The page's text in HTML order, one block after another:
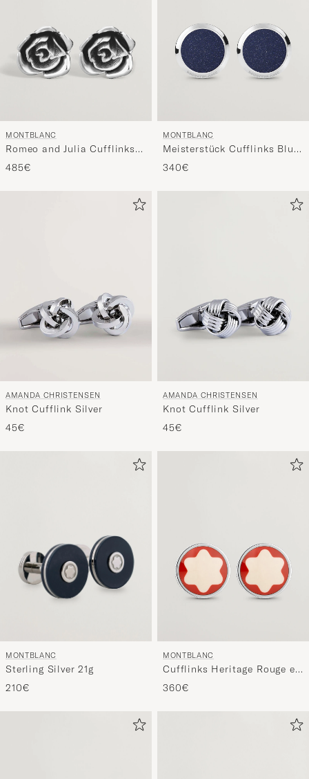
MONTBLANC
Romeo and Julia Cufflinks
Silver
485€
MONTBLANC
Meisterstück Cufflinks Blue
Goldstone
340€
AMANDA CHRISTENSEN
Knot Cufflink Silver
45€
AMANDA CHRISTENSEN
Knot Cufflink Silver
45€
MONTBLANC
Sterling Silver 21g
210€
MONTBLANC
Cufflinks Heritage Rouge et
Noir
360€